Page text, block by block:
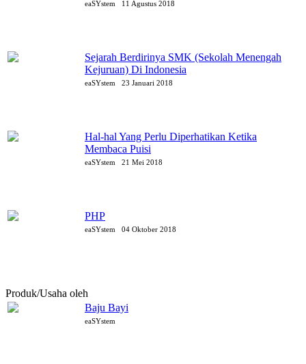
eaSYstem 11 Agustus 2018
Sejarah Berdirinya SMK (Sekolah Menengah
Kejuruan) Di Indonesia
eaSYstem 23 Januari 2018
Hal-hal Yang Perlu Diperhatikan Ketika
Membaca Puisi
eaSYstem 21 Mei 2018
PHP
eaSYstem 04 Oktober 2018
Produk/Usaha oleh
Baju Bayi
eaSYstem